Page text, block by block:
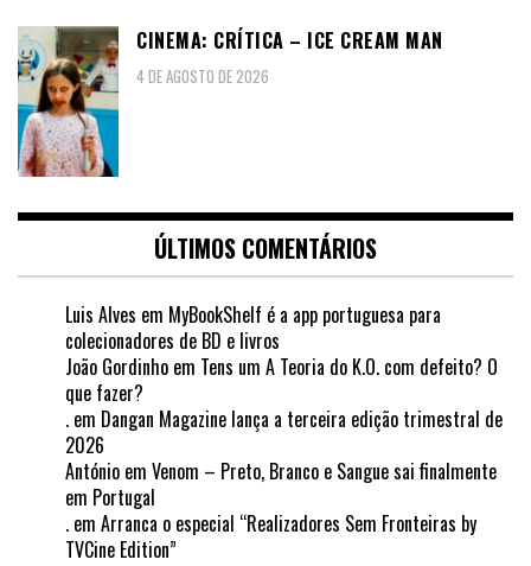
CINEMA: CRÍTICA – ICE CREAM MAN
4 DE AGOSTO DE 2026
ÚLTIMOS COMENTÁRIOS
Luis Alves em MyBookShelf é a app portuguesa para
colecionadores de BD e livros
João Gordinho em Tens um A Teoria do K.O. com defeito? O
que fazer?
. em Dangan Magazine lança a terceira edição trimestral de
2026
António em Venom – Preto, Branco e Sangue sai finalmente
em Portugal
. em Arranca o especial “Realizadores Sem Fronteiras by
TVCine Edition”